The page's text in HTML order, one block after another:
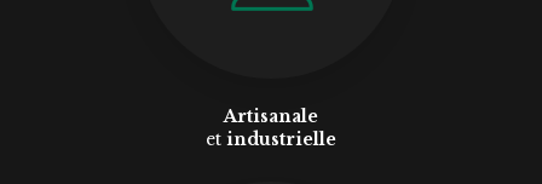
Artisanale
et industrielle